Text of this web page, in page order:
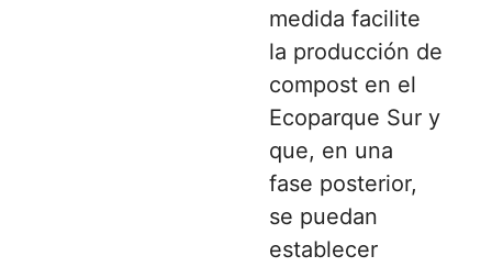
medida facilite
la producción de
compost en el
Ecoparque Sur y
que, en una
fase posterior,
se puedan
establecer